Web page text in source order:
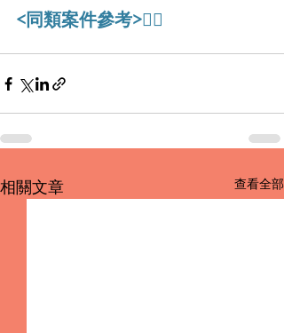
<同類案件參考>👇🏻
相關文章 查看全部